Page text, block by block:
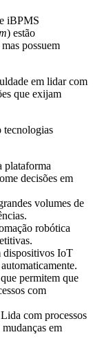
iBPMS
) estão
possuem
em lidar com
que exijam
tecnologias
plataforma
decisões em
volumes de
robótica
dispositivos IoT
permitem que
com
Lida com processos
em